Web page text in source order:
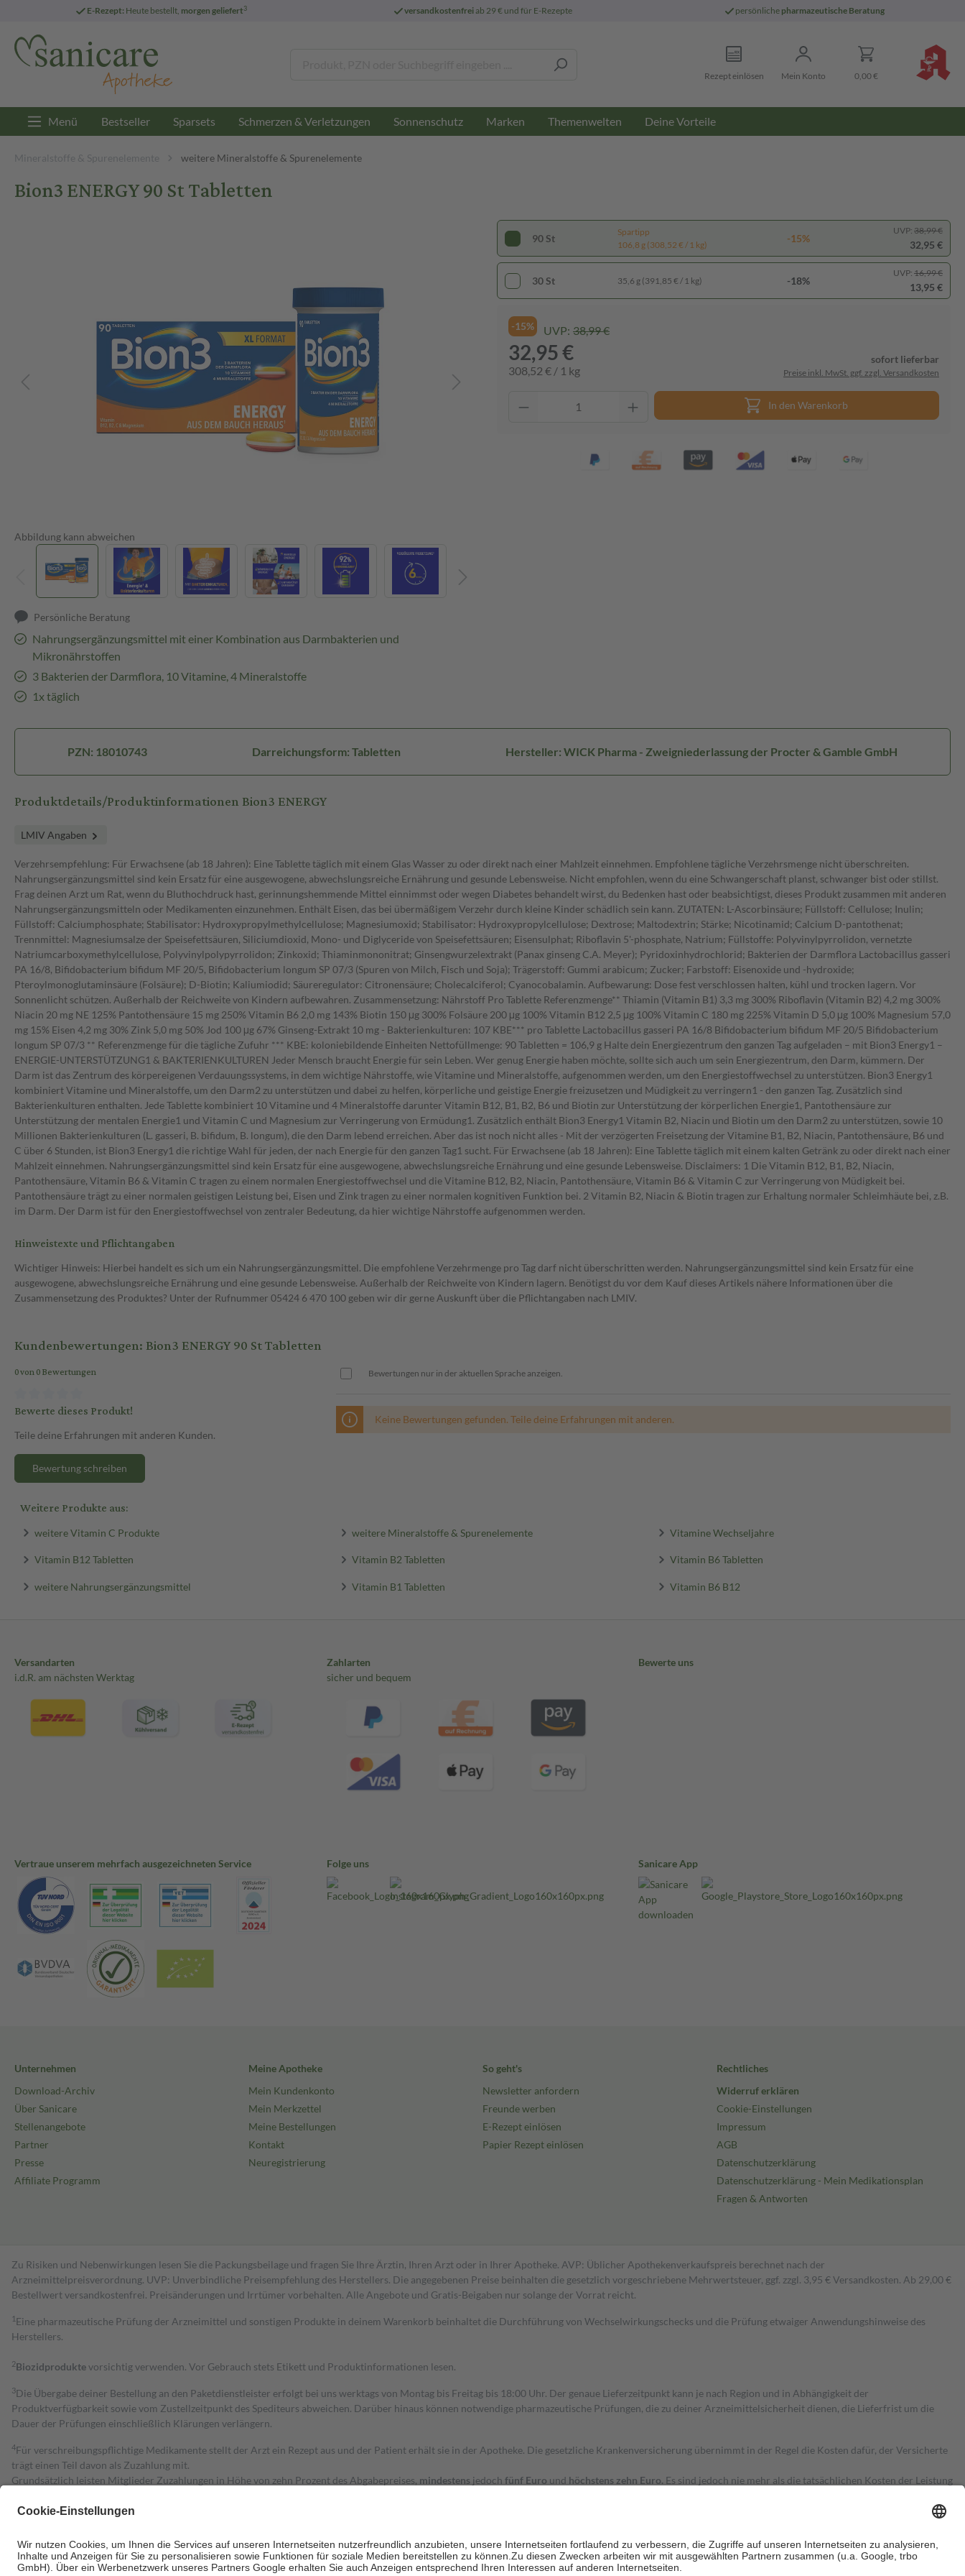
E-Rezept: Heute bestellt, morgen geliefert3 versandkostenfreiab 29 € und für E-Rezepte persönliche pharmazeutische Beratung
Rezept einlösen Mein Konto 0,00 €
Menü Bestseller Sparsets Schmerzen & Verletzungen Sonnenschutz Marken Themenwelten Deine Vorteile
Mineralstoffe & Spurenelemente weitere Mineralstoffe & Spurenelemente
Bion3 ENERGY 90 St Tabletten
Abbildung kann abweichen
Persönliche Beratung
Nahrungsergänzungsmittel mit einer Kombination aus Darmbakterien und
Mikronährstoffen
3 Bakterien der Darmflora, 10 Vitamine, 4 Mineralstoffe
1x täglich
90 St
Spartipp
106,8 g (308,52 € / 1 kg)
-15%
UVP: 38,99 €
32,95 €
30 St 35,6 g (391,85 € / 1 kg) -18%
UVP: 16,99 €
13,95 €
-15% UVP: 38,99 €
32,95 €
308,52 € / 1 kg
sofort lieferbar
Preise inkl. MwSt. ggf. zzgl. Versandkosten
In den Warenkorb
PZN: 18010743 Darreichungsform: Tabletten Hersteller: WICK Pharma - Zweigniederlassung der Procter & Gamble GmbH
Produktdetails/Produktinformationen Bion3 ENERGY
LMIV Angaben
Verzehrsempfehlung: Für Erwachsene (ab 18 Jahren): Eine Tablette täglich mit einem Glas Wasser zu oder direkt nach einer Mahlzeit einnehmen. Empfohlene tägliche Verzehrsmenge nicht überschreiten.
Nahrungsergänzungsmittel sind kein Ersatz für eine ausgewogene, abwechslungsreiche Ernährung und gesunde Lebensweise. Nicht empfohlen, wenn du eine Schwangerschaft planst, schwanger bist oder stillst.
Frag deinen Arzt um Rat, wenn du Bluthochdruck hast, gerinnungshemmende Mittel einnimmst oder wegen Diabetes behandelt wirst, du Bedenken hast oder beabsichtigst, dieses Produkt zusammen mit anderen
Nahrungsergänzungsmitteln oder Medikamenten einzunehmen. Enthält Eisen, das bei übermäßigem Verzehr durch kleine Kinder schädlich sein kann. ZUTATEN: L-Ascorbinsäure; Füllstoff: Cellulose; Inulin;
Füllstoff: Calciumphosphate; Stabilisator: Hydroxypropylmethylcellulose; Magnesiumoxid; Stabilisator: Hydroxypropylcellulose; Dextrose; Maltodextrin; Stärke; Nicotinamid; Calcium D-pantothenat;
Trennmittel: Magnesiumsalze der Speisefettsäuren, Siliciumdioxid, Mono- und Diglyceride von Speisefettsäuren; Eisensulphat; Riboflavin 5'-phosphate, Natrium; Füllstoffe: Polyvinylpyrrolidon, vernetzte
Natriumcarboxymethylcellulose, Polyvinylpolypyrrolidon; Zinkoxid; Thiaminmononitrat; Ginsengwurzelextrakt (Panax ginseng C.A. Meyer); Pyridoxinhydrochlorid; Bakterien der Darmflora Lactobacillus gasseri
PA 16/8, Bifidobacterium bifidum MF 20/5, Bifidobacterium longum SP 07/3 (Spuren von Milch, Fisch und Soja); Trägerstoff: Gummi arabicum; Zucker; Farbstoff: Eisenoxide und -hydroxide;
Pteroylmonoglutaminsäure (Folsäure); D-Biotin; Kaliumiodid; Säureregulator: Citronensäure; Cholecalciferol; Cyanocobalamin. Aufbewarung: Dose fest verschlossen halten, kühl und trocken lagern. Vor
Sonnenlicht schützen. Außerhalb der Reichweite von Kindern aufbewahren. Zusammensetzung: Nährstoff Pro Tablette Referenzmenge** Thiamin (Vitamin B1) 3,3 mg 300% Riboflavin (Vitamin B2) 4,2 mg 300%
Niacin 20 mg NE 125% Pantothensäure 15 mg 250% Vitamin B6 2,0 mg 143% Biotin 150 μg 300% Folsäure 200 μg 100% Vitamin B12 2,5 μg 100% Vitamin C 180 mg 225% Vitamin D 5,0 μg 100% Magnesium 57,0
mg 15% Eisen 4,2 mg 30% Zink 5,0 mg 50% Jod 100 μg 67% Ginseng-Extrakt 10 mg - Bakterienkulturen: 107 KBE*** pro Tablette Lactobacillus gasseri PA 16/8 Bifidobacterium bifidum MF 20/5 Bifidobacterium
longum SP 07/3 ** Referenzmenge für die tägliche Zufuhr *** KBE: koloniebildende Einheiten Nettofüllmenge: 90 Tabletten = 106,9 g Halte dein Energiezentrum den ganzen Tag aufgeladen – mit Bion3 Energy1 –
ENERGIE-UNTERSTÜTZUNG1 & BAKTERIENKULTUREN Jeder Mensch braucht Energie für sein Leben. Wer genug Energie haben möchte, sollte sich auch um sein Energiezentrum, den Darm, kümmern. Der
Darm ist das Zentrum des körpereigenen Verdauungssystems, in dem wichtige Nährstoffe, wie Vitamine und Mineralstoffe, aufgenommen werden, um den Energiestoffwechsel zu unterstützen. Bion3 Energy1
kombiniert Vitamine und Mineralstoffe, um den Darm2 zu unterstützen und dabei zu helfen, körperliche und geistige Energie freizusetzen und Müdigkeit zu verringern1 - den ganzen Tag. Zusätzlich sind
Bakterienkulturen enthalten. Jede Tablette kombiniert 10 Vitamine und 4 Mineralstoffe darunter Vitamin B12, B1, B2, B6 und Biotin zur Unterstützung der körperlichen Energie1, Pantothensäure zur
Unterstützung der mentalen Energie1 und Vitamin C und Magnesium zur Verringerung von Ermüdung1. Zusätzlich enthält Bion3 Energy1 Vitamin B2, Niacin und Biotin um den Darm2 zu unterstützen, sowie 10
Millionen Bakterienkulturen (L. gasseri, B. bifidum, B. longum), die den Darm lebend erreichen. Aber das ist noch nicht alles - Mit der verzögerten Freisetzung der Vitamine B1, B2, Niacin, Pantothensäure, B6 und
C über 6 Stunden, ist Bion3 Energy1 die richtige Wahl für jeden, der nach Energie für den ganzen Tag1 sucht. Für Erwachsene (ab 18 Jahren): Eine Tablette täglich mit einem kalten Getränk zu oder direkt nach einer
Mahlzeit einnehmen. Nahrungsergänzungsmittel sind kein Ersatz für eine ausgewogene, abwechslungsreiche Ernährung und eine gesunde Lebensweise. Disclaimers: 1 Die Vitamin B12, B1, B2, Niacin,
Pantothensäure, Vitamin B6 & Vitamin C tragen zu einem normalen Energiestoffwechsel und die Vitamine B12, B2, Niacin, Pantothensäure, Vitamin B6 & Vitamin C zur Verringerung von Müdigkeit bei.
Pantothensäure trägt zu einer normalen geistigen Leistung bei, Eisen und Zink tragen zu einer normalen kognitiven Funktion bei. 2 Vitamin B2, Niacin & Biotin tragen zur Erhaltung normaler Schleimhäute bei, z.B.
im Darm. Der Darm ist für den Energiestoffwechsel von zentraler Bedeutung, da hier wichtige Nährstoffe aufgenommen werden.
Hinweistexte und Pflichtangaben
Wichtiger Hinweis: Hierbei handelt es sich um ein Nahrungsergänzungsmittel. Die empfohlene Verzehrmenge pro Tag darf nicht überschritten werden. Nahrungsergänzungsmittel sind kein Ersatz für eine
ausgewogene, abwechslungsreiche Ernährung und eine gesunde Lebensweise. Außerhalb der Reichweite von Kindern lagern. Benötigst du vor dem Kauf dieses Artikels nähere Informationen über die
Zusammensetzung des Produktes? Unter der Rufnummer 05424 6 470 100 geben wir dir gerne Auskunft über die Pflichtangaben nach LMIV.
Kundenbewertungen: Bion3 ENERGY 90 St Tabletten
0 von 0 Bewertungen
Bewerte dieses Produkt!
Teile deine Erfahrungen mit anderen Kunden.
Bewertung schreiben
Bewertungen nur in der aktuellen Sprache anzeigen.
Keine Bewertungen gefunden. Teile deine Erfahrungen mit anderen.
Weitere Produkte aus:
weitere Vitamin C Produkte weitere Mineralstoffe & Spurenelemente Vitamine Wechseljahre
Vitamin B12 Tabletten Vitamin B2 Tabletten Vitamin B6 Tabletten
weitere Nahrungsergänzungsmittel Vitamin B1 Tabletten Vitamin B6 B12
Versandarten
i.d.R. am nächsten Werktag
Zahlarten
sicher und bequem
Bewerte uns
Vertraue unserem mehrfach ausgezeichneten Service Folge uns Sanicare App
Unternehmen
Download-Archiv
Über Sanicare
Stellenangebote
Partner
Presse
Affiliate Programm
Meine Apotheke
Mein Kundenkonto
Mein Merkzettel
Meine Bestellungen
Kontakt
Neuregistrierung
So geht's
Newsletter anfordern
Freunde werben
E-Rezept einlösen
Papier Rezept einlösen
Rechtliches
Widerruf erklären
Cookie-Einstellungen
Impressum
AGB
Datenschutzerklärung
Datenschutzerklärung - Mein Medikationsplan
Fragen & Antworten
Zu Risiken und Nebenwirkungen lesen Sie die Packungsbeilage und fragen Sie Ihre Ärztin, Ihren Arzt oder in Ihrer Apotheke. AVP: Üblicher Apothekenverkaufspreis berechnet nach der
Arzneimittelpreisverordnung. UVP: Unverbindliche Preisempfehlung des Herstellers. Die angegebenen Preise beinhalten die gesetzlich vorgeschriebene Mehrwertsteuer, ggf. zzgl. 3,95 € Versandkosten. Ab 29,00 €
Bestell­wert versand­kosten­frei. Preisänderungen und Irrtümer vorbehalten. Alle Angebote und Gratis-Beigaben nur solange der Vorrat reicht.
1 Eine pharmazeutische Prüfung der Arzneimittel und sonstigen Produkte in deinem Warenkorb beinhaltet die Durchführung von Wechselwirkungschecks und die Prüfung etwaiger Anwendungshinweise des
Herstellers.
2Biozidproduktevorsichtig verwenden. Vor Gebrauch stets Etikett und Produktinformationen lesen.
3Die Übergabe deiner Bestellung an den Paketdienstleister erfolgt bei uns werktags von Montag bis Freitag bis 18:00 Uhr. Der genaue Lieferzeitpunkt kann je nach Region und in Abhängigkeit der
Produktverfügbarkeit sowie vom Zustellzeitpunkt des Spediteurs abweichen. Darüber hinaus können notwendige pharmazeutische Prüfungen, die zu deiner Arzneimittelsicherheit dienen, die Lieferfrist um die
Dauer der Prüfungen einschließlich Klärungen verlängern.
4Für verschreibungspflichtige Medikamente stellt der Arzt ein Rezept aus und der Patient erhält sie in der Apotheke. Die gesetzliche Krankenversicherung übernimmt in der Regel die Kosten dafür, der Versicherte
trägt einen Teil davon als Zuzahlung mit.
Grundsätzlich leisten Mitglieder Zuzahlungen in Höhe von zehn Prozent des Abgabepreises, mindestens jedoch fünf Euro und höchstens zehn Euro. Es sind jedoch nie mehr als die tatsächlichen Kosten der Leistung
Diese Regeln gelten grundsätzlich auch für Online-Apotheken.
Um das Engagement der Versicherten für ihre eigene Gesundheit zu stärken und die besondere Stellung der Familie zu unterstützen, fallenkeine Zuzahlungen an bei:
• Kindern und Jugendlichen bis zum vollendeten 18. Lebensjahr mit Ausnahme der Fahrkosten
• Untersuchungen zur Vorsorge und Früherkennung, die von der GKV getragen werden